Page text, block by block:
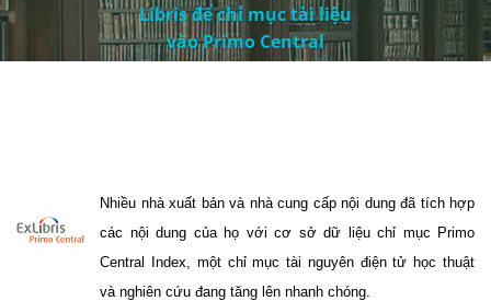
Libris để chỉ mục tài liệu
vào Primo Central
Nhiều nhà xuất bản và nhà cung cấp nội dung đã tích hợp
các nội dung của họ với cơ sở dữ liệu chỉ mục Primo
Central Index, một chỉ mục tài nguyên điện tử học thuật
và nghiên cứu đang tăng lên nhanh chóng.